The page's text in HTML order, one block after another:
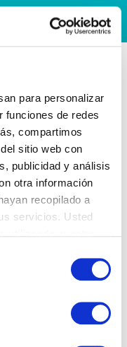
para personalizar
funciones de redes
compartimos
sitio web con
publicidad y análisis
otra información
recopilado a
servicios. Usted